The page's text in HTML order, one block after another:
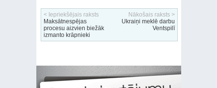
< Iepriekšējais raksts
Maksātnespējas
procesu aizvien biežāk
izmanto krāpnieki
Nākošais raksts >
Ukraiņi meklē darbu
Ventspilī